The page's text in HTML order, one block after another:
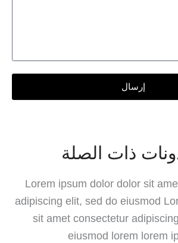
إرسال
ذات الصلة
Lorem ipsum dolor dolor sit
adipiscing elit, sed do eiusmod
sit amet consectetur
eiusmod lorem lorem